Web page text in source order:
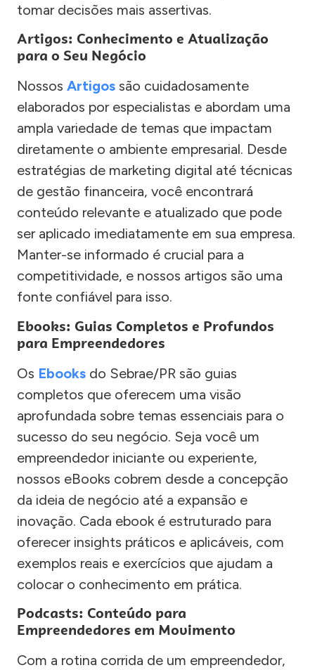
tomar decisões mais assertivas.
Artigos: Conhecimento e Atualização
para o Seu Negócio
Nossos Artigos são cuidadosamente
elaborados por especialistas e abordam uma
ampla variedade de temas que impactam
diretamente o ambiente empresarial. Desde
estratégias de marketing digital até técnicas
de gestão financeira, você encontrará
conteúdo relevante e atualizado que pode
ser aplicado imediatamente em sua empresa.
Manter-se informado é crucial para a
competitividade, e nossos artigos são uma
fonte confiável para isso.
Ebooks: Guias Completos e Profundos
para Empreendedores
Os Ebooks do Sebrae/PR são guias
completos que oferecem uma visão
aprofundada sobre temas essenciais para o
sucesso do seu negócio. Seja você um
empreendedor iniciante ou experiente,
nossos eBooks cobrem desde a concepção
da ideia de negócio até a expansão e
inovação. Cada ebook é estruturado para
oferecer insights práticos e aplicáveis, com
exemplos reais e exercícios que ajudam a
colocar o conhecimento em prática.
Podcasts: Conteúdo para
Empreendedores em Movimento
Com a rotina corrida de um empreendedor,